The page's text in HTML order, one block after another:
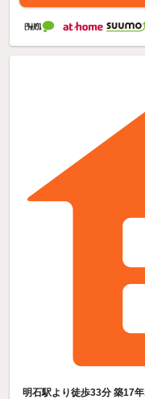
明石駅より徒歩33分 築17